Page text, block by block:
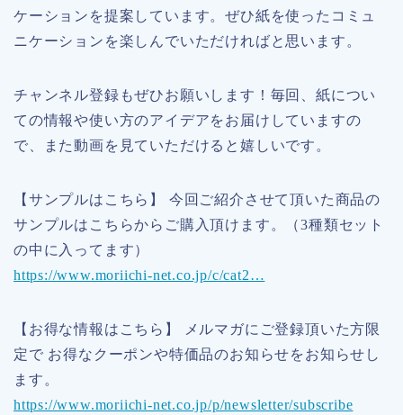
ケーションを提案しています。ぜひ紙を使ったコミュ
ニケーションを楽しんでいただければと思います。
チャンネル登録もぜひお願いします！毎回、紙につい
ての情報や使い方のアイデアをお届けしていますの
で、また動画を見ていただけると嬉しいです。
【サンプルはこちら】 今回ご紹介させて頂いた商品の
サンプルはこちらからご購入頂けます。（3種類セット
の中に入ってます）
https://www.moriichi-net.co.jp/c/cat2…
【お得な情報はこちら】 メルマガにご登録頂いた方限
定で お得なクーポンや特価品のお知らせをお知らせし
ます。
https://www.moriichi-net.co.jp/p/newsletter/subscribe